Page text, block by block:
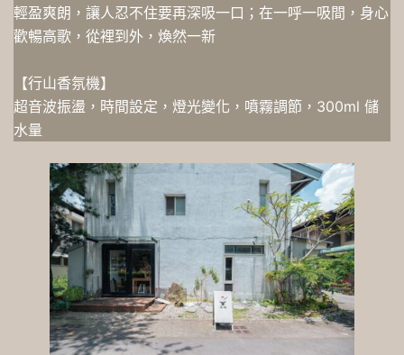
輕盈爽朗，讓人忍不住要再深吸一口；在一呼一吸間，身心
歡暢高歌，從裡到外，煥然一新
【行山香氛機】
超音波振盪，時間設定，燈光變化，噴霧調節，300ml 儲
水量